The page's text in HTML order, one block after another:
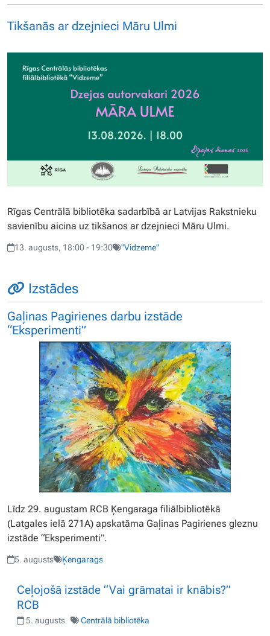
Tikšanās ar dzejnieci Māru Ulmi
Rīgas Centrālā bibliotēka sadarbībā ar Latvijas Rakstnieku
savienību aicina uz tikšanos ar dzejnieci Māru Ulmi.
13. augusts, 18:00 - 19:30 "Vidzeme"
Izstādes
Gaļinas Pagirienes darbu izstāde
“Eksperimenti”
Līdz 29. augustam RCB Ķengaraga filiālbibliotēkā
(Latgales ielā 271A) apskatāma Gaļinas Pagirienes gleznu
izstāde “Eksperimenti”.
5. augusts Ķengarags
Ceļojošā izstāde “Vai grāmatai ir knābis?”
RCB
5. augusts Centrālā bibliotēka